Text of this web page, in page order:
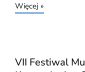
Więcej »
VII Festiwal